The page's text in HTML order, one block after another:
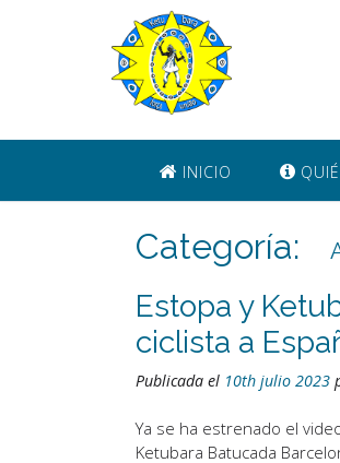
INICIO
Categoría:
Estopa y
ciclista a
Publicada el 10th julio 2023
Ya se ha estrenado el
Ketubara Batucada